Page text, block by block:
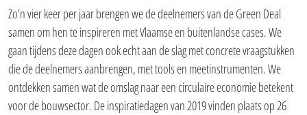
Zo’n vier keer per jaar brengen we de deelnemers van de Green Deal
samen om hen te inspireren met Vlaamse en buitenlandse cases. We
gaan tijdens deze dagen ook echt aan de slag met concrete vraagstukken
die de deelnemers aanbrengen, met tools en meetinstrumenten. We
ontdekken samen wat de omslag naar een circulaire economie betekent
voor de bouwsector. De inspiratiedagen van 2019 vinden plaats op 26